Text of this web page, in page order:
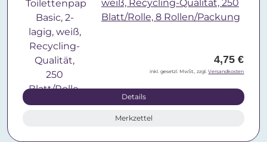
weiß, Recycling-Qualität, 250
Blatt/Rolle, 8 Rollen/Packung
4,75 €
inkl. gesetzl. MwSt., zzgl.Versandkosten
Details
Merkzettel